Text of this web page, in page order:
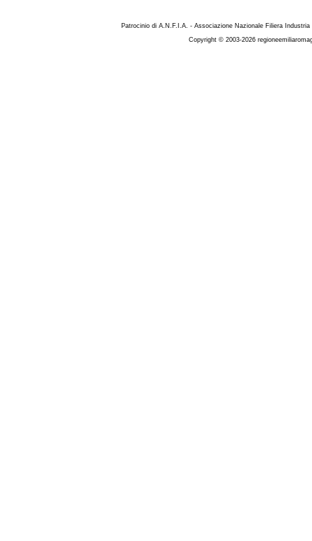
Patrocinio di A.N.F.I.A. - Associazione Nazionale Filiera
Copyright © 2003-2026